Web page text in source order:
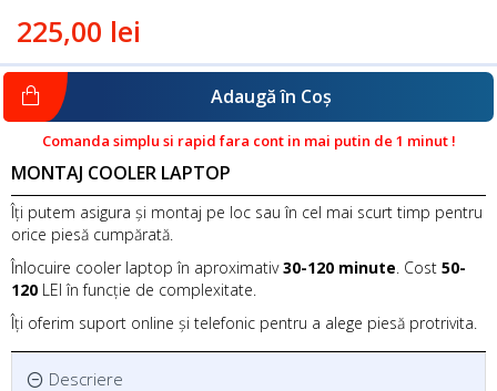
225,00 lei
Adaugă în Coş
Comanda simplu si rapid fara cont in mai putin de 1 minut !
Descriere
MONTAJ COOLER LAPTOP
Îți putem asigura și montaj pe loc sau în cel mai scurt timp pentru
orice piesă cumpărată.
Înlocuire cooler laptop în aproximativ30-120 minute. Cost 50-
120 LEI în funcție de complexitate.
Îți oferim suport online și telefonic pentru a alege piesă protrivita.